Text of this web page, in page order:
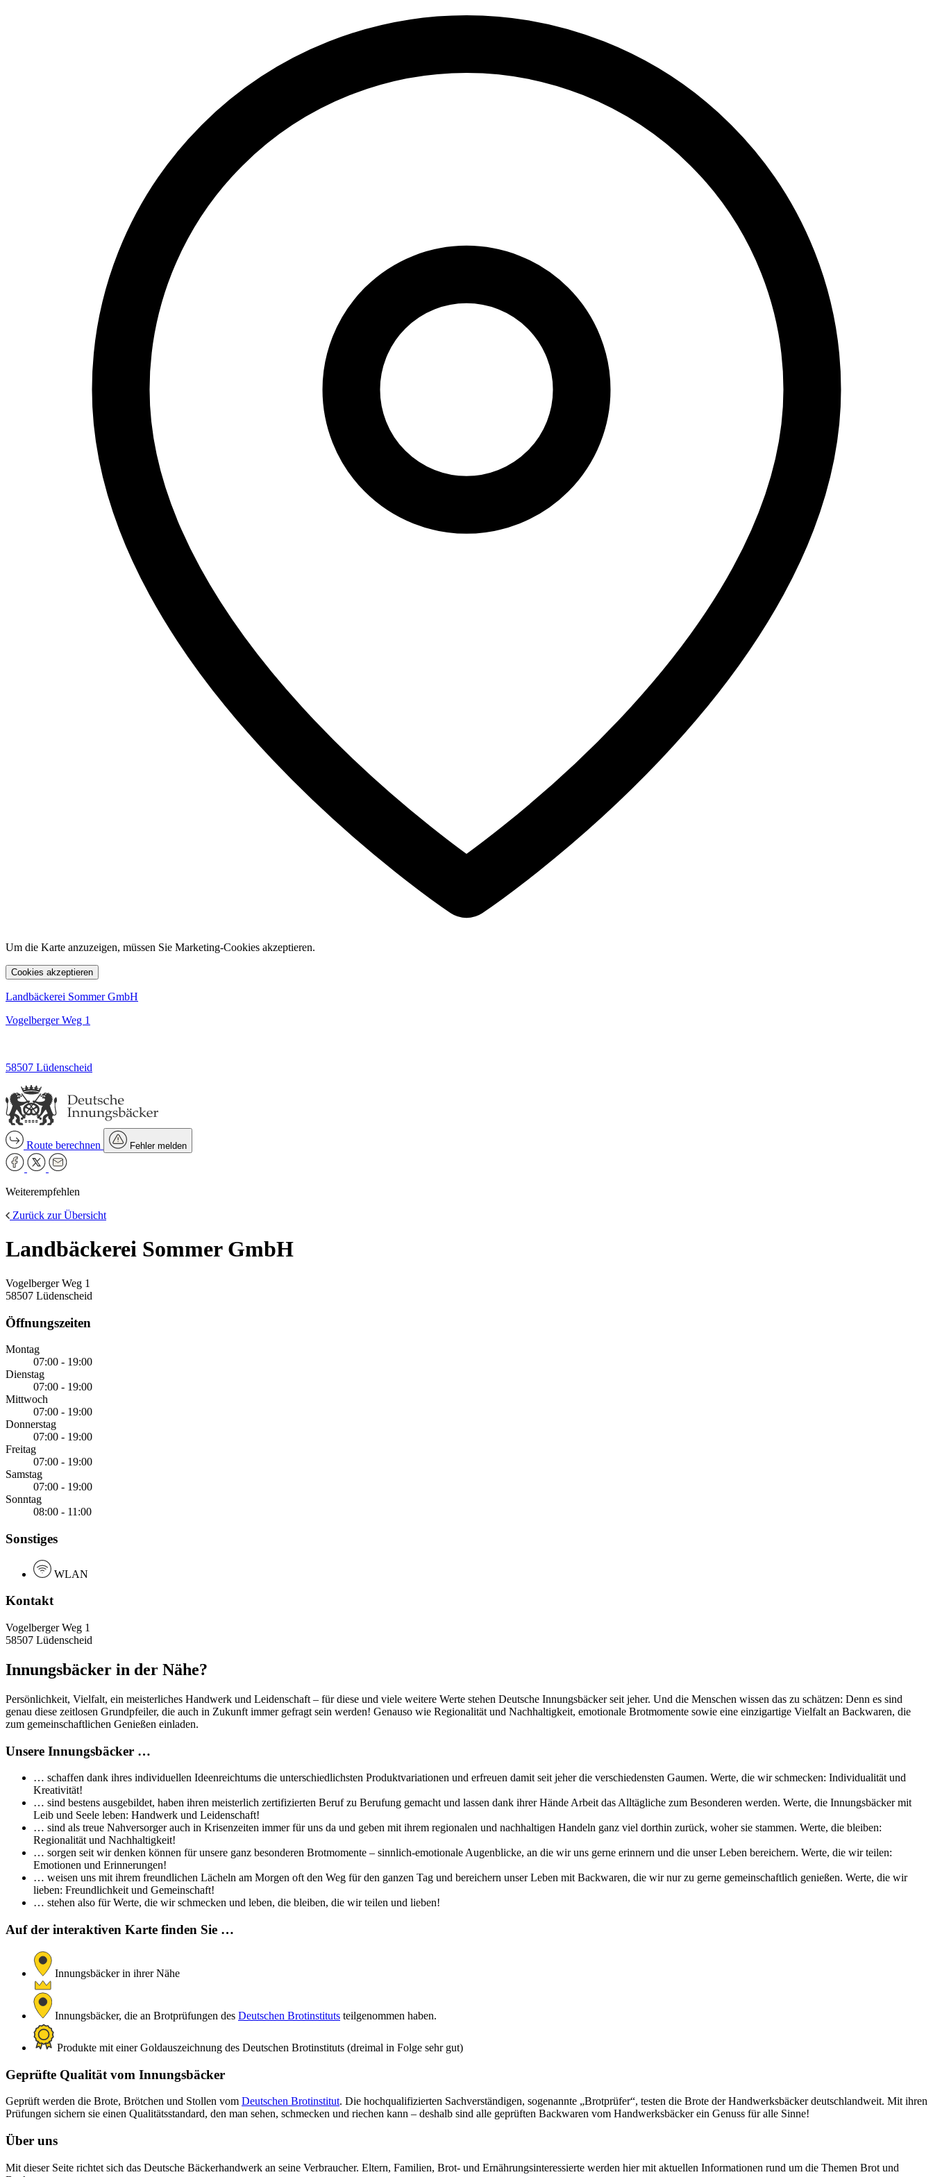
Um die Karte anzuzeigen, müssen Sie Marketing-Cookies akzeptieren.
Cookies akzeptieren
Landbäckerei Sommer GmbH
Vogelberger Weg 1
58507 Lüdenscheid
Route berechnen Fehler melden
Weiterempfehlen
Zurück zur Übersicht
Landbäckerei Sommer GmbH
Vogelberger Weg 1
58507 Lüdenscheid
Öffnungszeiten
Montag
07:00 - 19:00
Dienstag
07:00 - 19:00
Mittwoch
07:00 - 19:00
Donnerstag
07:00 - 19:00
Freitag
07:00 - 19:00
Samstag
07:00 - 19:00
Sonntag
08:00 - 11:00
Sonstiges
WLAN
Kontakt
Vogelberger Weg 1
58507 Lüdenscheid
Innungsbäcker in der Nähe?
Persönlichkeit, Vielfalt, ein meisterliches Handwerk und Leidenschaft – für diese und viele weitere Werte stehen Deutsche Innungsbäcker seit jeher. Und die Menschen wissen das zu schätzen: Denn es sind
genau diese zeitlosen Grundpfeiler, die auch in Zukunft immer gefragt sein werden! Genauso wie Regionalität und Nachhaltigkeit, emotionale Brotmomente sowie eine einzigartige Vielfalt an Backwaren, die
zum gemeinschaftlichen Genießen einladen.
Unsere Innungsbäcker …
… schaffen dank ihres individuellen Ideenreichtums die unterschiedlichsten Produktvariationen und erfreuen damit seit jeher die verschiedensten Gaumen. Werte, die wir schmecken: Individualität und
Kreativität!
… sind bestens ausgebildet, haben ihren meisterlich zertifizierten Beruf zu Berufung gemacht und lassen dank ihrer Hände Arbeit das Alltägliche zum Besonderen werden. Werte, die Innungsbäcker mit
Leib und Seele leben: Handwerk und Leidenschaft!
… sind als treue Nahversorger auch in Krisenzeiten immer für uns da und geben mit ihrem regionalen und nachhaltigen Handeln ganz viel dorthin zurück, woher sie stammen. Werte, die bleiben:
Regionalität und Nachhaltigkeit!
… sorgen seit wir denken können für unsere ganz besonderen Brotmomente – sinnlich-emotionale Augenblicke, an die wir uns gerne erinnern und die unser Leben bereichern. Werte, die wir teilen:
Emotionen und Erinnerungen!
… weisen uns mit ihrem freundlichen Lächeln am Morgen oft den Weg für den ganzen Tag und bereichern unser Leben mit Backwaren, die wir nur zu gerne gemeinschaftlich genießen. Werte, die wir
lieben: Freundlichkeit und Gemeinschaft!
… stehen also für Werte, die wir schmecken und leben, die bleiben, die wir teilen und lieben!
Auf der interaktiven Karte finden Sie …
Innungsbäcker in ihrer Nähe
Innungsbäcker, die an Brotprüfungen des Deutschen Brotinstituts teilgenommen haben.
Produkte mit einer Goldauszeichnung des Deutschen Brotinstituts (dreimal in Folge sehr gut)
Geprüfte Qualität vom Innungsbäcker
Geprüft werden die Brote, Brötchen und Stollen vom Deutschen Brotinstitut. Die hochqualifizierten Sachverständigen, sogenannte „Brotprüfer“, testen die Brote der Handwerksbäcker deutschlandweit. Mit ihren
Prüfungen sichern sie einen Qualitätsstandard, den man sehen, schmecken und riechen kann – deshalb sind alle geprüften Backwaren vom Handwerksbäcker ein Genuss für alle Sinne!
Über uns
Mit dieser Seite richtet sich das Deutsche Bäckerhandwerk an seine Verbraucher. Eltern, Familien, Brot- und Ernährungsinteressierte werden hier mit aktuellen Informationen rund um die Themen Brot und